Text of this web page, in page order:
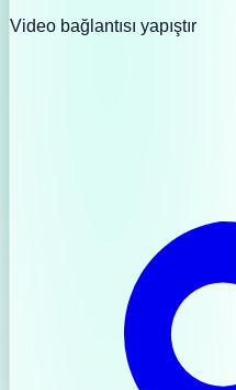
Video bağlantısı yapıştır